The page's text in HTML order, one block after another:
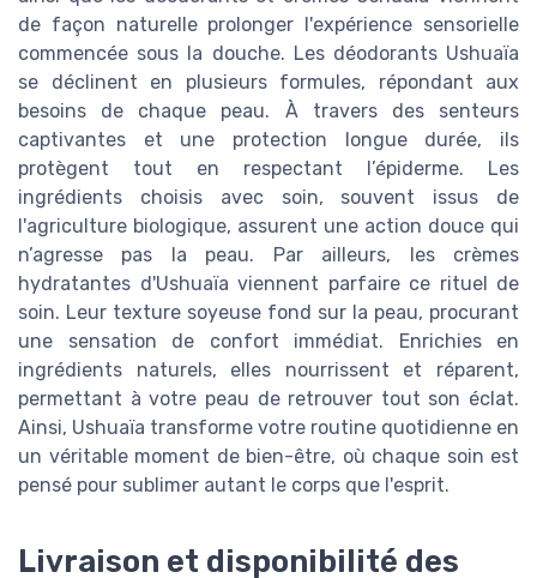
de façon naturelle prolonger l'expérience sensorielle
commencée sous la douche. Les déodorants Ushuaïa
se déclinent en plusieurs formules, répondant aux
besoins de chaque peau. À travers des senteurs
captivantes et une protection longue durée, ils
protègent tout en respectant l’épiderme. Les
ingrédients choisis avec soin, souvent issus de
l'agriculture biologique, assurent une action douce qui
n’agresse pas la peau. Par ailleurs, les crèmes
hydratantes d'Ushuaïa viennent parfaire ce rituel de
soin. Leur texture soyeuse fond sur la peau, procurant
une sensation de confort immédiat. Enrichies en
ingrédients naturels, elles nourrissent et réparent,
permettant à votre peau de retrouver tout son éclat.
Ainsi, Ushuaïa transforme votre routine quotidienne en
un véritable moment de bien-être, où chaque soin est
pensé pour sublimer autant le corps que l'esprit.
Livraison et disponibilité des